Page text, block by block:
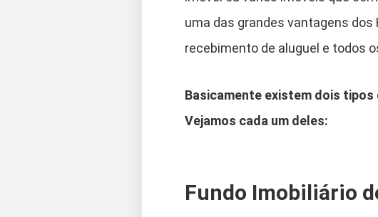
uma das grandes vantagens
recebimento de aluguel e todos
Basicamente existem dois tipos
Vejamos cada um deles:
Fundo Imobiliário